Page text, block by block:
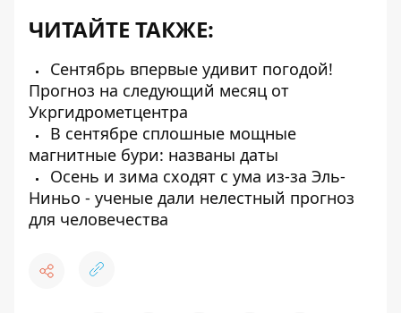
ЧИТАЙТЕ ТАКЖЕ:
Сентябрь впервые удивит погодой!
Прогноз на следующий месяц от
Укргидрометцентра
В сентябре сплошные мощные
магнитные бури: названы даты
Осень и зима сходят с ума из-за Эль-
Ниньо - ученые дали нелестный прогноз
для человечества